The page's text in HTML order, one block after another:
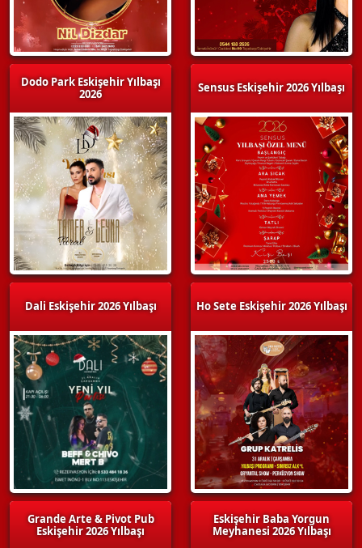
Dodo Park Eskişehir Yılbaşı
2026
Dali Eskişehir 2026 Yılbaşı
Grande Arte & Pivot Pub
Eskişehir 2026 Yılbaşı
Sensus Eskişehir 2026 Yılbaşı
Ho Sete Eskişehir 2026 Yılbaşı
Eskişehir Baba Yorgun
Meyhanesi 2026 Yılbaşı